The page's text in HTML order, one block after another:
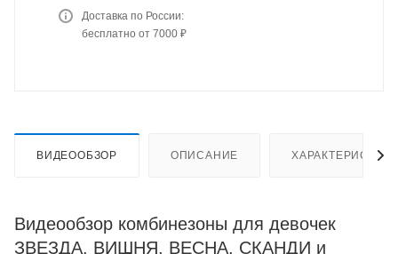
Доставка по России:
бесплатно от 7000 ₽
ВИДЕООБЗОР ОПИСАНИЕ
Видеообзор комбинезоны для девочек
ЗВЕЗДА. ВИШНЯ, ВЕСНА, СКАНДИ и